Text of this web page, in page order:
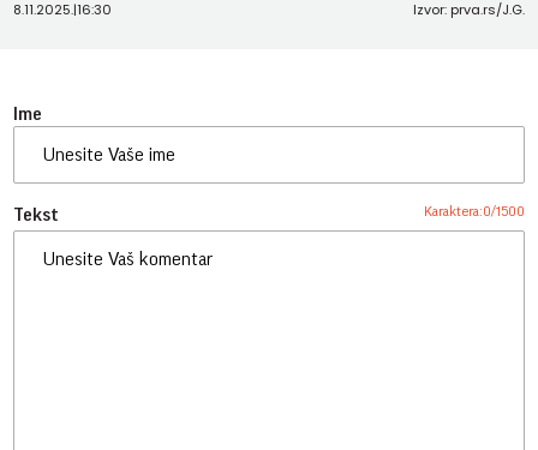
8.11.2025.|16:30 Izvor: prva.rs/J.G.
Ime
Tekst Karaktera:0/1500